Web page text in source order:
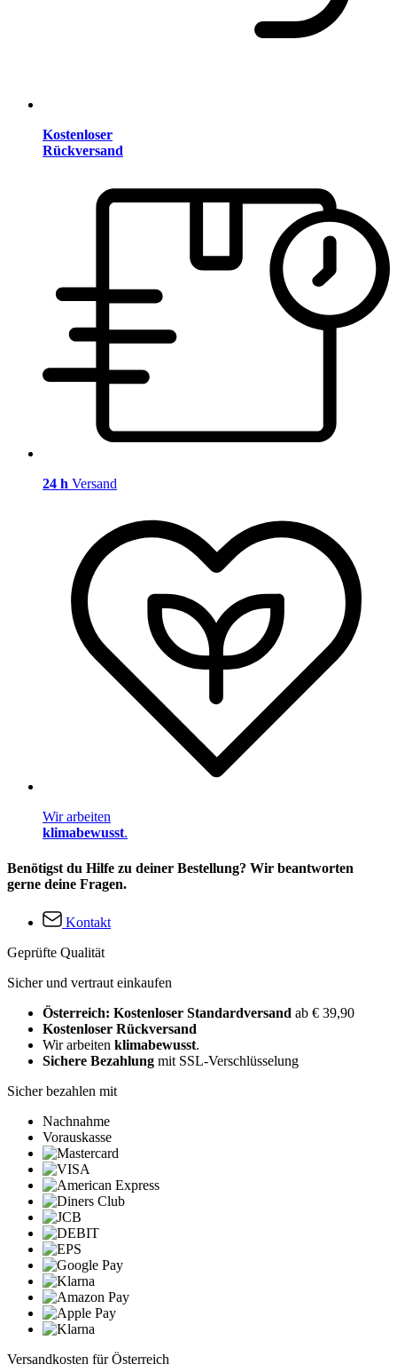
Kostenloser
Rückversand
24 h Versand
Wir arbeiten
klimabewusst.
Benötigst du Hilfe zu deiner Bestellung? Wir beantworten
gerne deine Fragen.
Kontakt
Geprüfte Qualität
Sicher und vertraut einkaufen
Österreich: Kostenloser Standardversand ab € 39,90
Kostenloser Rückversand
Wir arbeiten klimabewusst.
Sichere Bezahlung mit SSL-Verschlüsselung
Sicher bezahlen mit
Nachnahme
Vorauskasse
Versandkosten für Österreich